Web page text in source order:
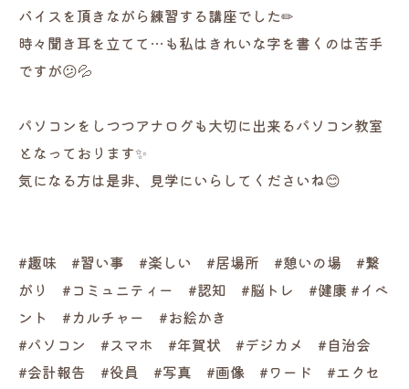
バイスを頂きながら練習する講座でした✏
時々聞き耳を立てて…も私はきれいな字を書くのは苦手
ですが😕💦
パソコンをしつつアナログも大切に出来るパソコン教室
となっております✨
気になる方は是非、見学にいらしてくださいね😊
#趣味 #習い事 #楽しい #居場所 #憩いの場 #繋
がり #コミュニティー #認知 #脳トレ #健康 #イベ
ント #カルチャー #お絵かき
#パソコン #スマホ #年賀状 #デジカメ #自治会
#会計報告 #役員 #写真 #画像 #ワード #エクセ